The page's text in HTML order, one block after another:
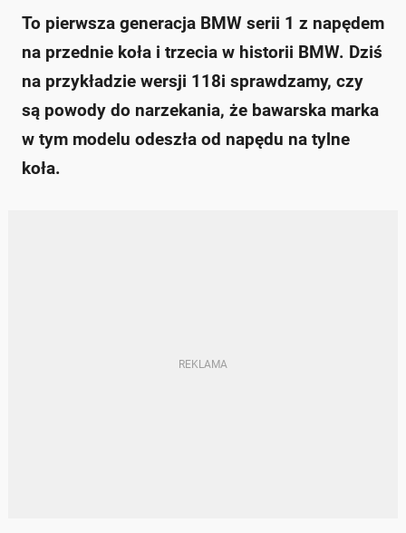
To pierwsza generacja BMW serii 1 z napędem
na przednie koła i trzecia w historii BMW. Dziś
na przykładzie wersji 118i sprawdzamy, czy
są powody do narzekania, że bawarska marka
w tym modelu odeszła od napędu na tylne
koła.